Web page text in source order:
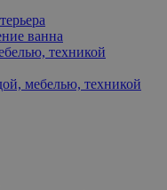
ванна
техникой
мебелью, техникой